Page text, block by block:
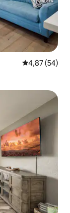
4,87 de uma
4,87 (54)